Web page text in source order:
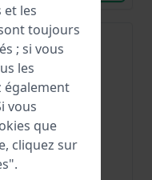
et les
toujours
; si vous
les
également
vous
que
cliquez sur